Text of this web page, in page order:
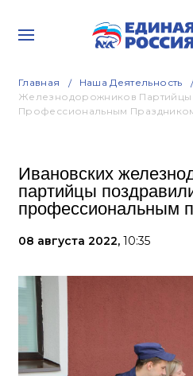
Главная Наша Деятельность
Железнодорожников Партийцы
Профессиональным
Ивановских
партийцы
профессиональным
08 августа 2022, 10:35